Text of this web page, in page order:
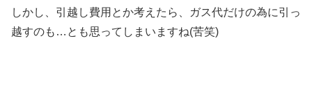
しかし、引越し費用とか考えたら、ガス代だけの為に引っ
越すのも…とも思ってしまいますね(苦笑)